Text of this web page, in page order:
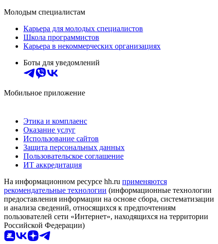
Молодым специалистам
Карьера для молодых специалистов
Школа программистов
Карьера в некоммерческих организациях
Боты для уведомлений
Мобильное приложение
Этика и комплаенс
Оказание услуг
Использование сайтов
Защита персональных данных
Пользовательское соглашение
ИТ аккредитация
На информационном ресурсе hh.ru применяются
рекомендательные технологии (информационные технологии
предоставления информации на основе сбора, систематизации
и анализа сведений, относящихся к предпочтениям
пользователей сети «Интернет», находящихся на территории
Российской Федерации)